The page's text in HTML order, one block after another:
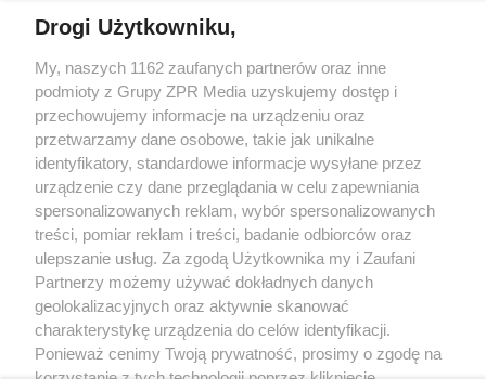
rozpowszechniany lub dalej rozpowszechniany w jakikolwiek sposób
(w tym także elektroniczny lub mechaniczny) na jakimkolwiek polu
eksploatacji w jakiejkolwiek formie, włącznie z umieszczaniem w
Internecie bez pisemnej zgody właściciela praw. Jakiekolwiek użycie
lub wykorzystanie utworów w całości lub w części z naruszeniem
prawa, tzn. bez właściwej zgody, jest zabronione pod groźbą kary i
może być ścigane prawnie.
O nas
Informacje prawne
Drogi Użytkowniku,
My, naszych 1162 zaufanych partnerów oraz inne
podmioty z Grupy ZPR Media uzyskujemy dostęp i
przechowujemy informacje na urządzeniu oraz
przetwarzamy dane osobowe, takie jak unikalne
identyfikatory, standardowe informacje wysyłane przez
urządzenie czy dane przeglądania w celu zapewniania
spersonalizowanych reklam, wybór spersonalizowanych
treści, pomiar reklam i treści, badanie odbiorców oraz
ulepszanie usług. Za zgodą Użytkownika my i Zaufani
Partnerzy możemy używać dokładnych danych
geolokalizacyjnych oraz aktywnie skanować
charakterystykę urządzenia do celów identyfikacji.
Ponieważ cenimy Twoją prywatność, prosimy o zgodę na
korzystanie z tych technologii poprzez kliknięcie